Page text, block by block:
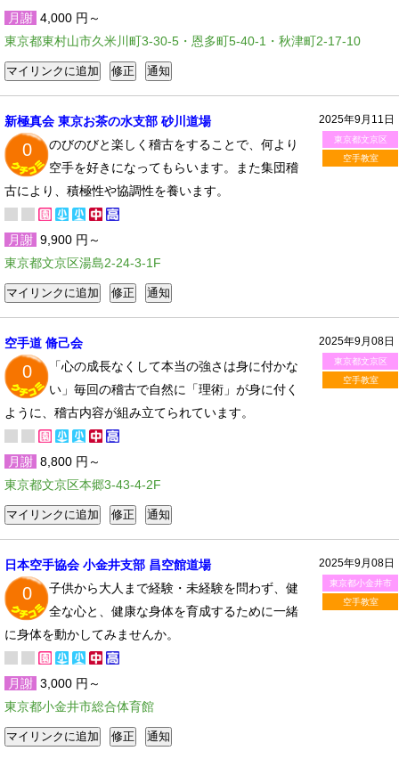
月謝 4,000 円～
東京都東村山市久米川町3-30-5・恩多町5-40-1・秋津町2-17-10
2025年9月11日
東京都文京区
空手教室
新極真会 東京お茶の水支部 砂川道場
0
のびのびと楽しく稽古をすることで、何より
空手を好きになってもらいます。また集団稽
古により、積極性や協調性を養います。
月謝 9,900 円～
東京都文京区湯島2-24-3-1F
2025年9月08日
東京都文京区
空手教室
空手道 脩己会
0
「心の成長なくして本当の強さは身に付かな
い」毎回の稽古で自然に「理術」が身に付く
ように、稽古内容が組み立てられています。
月謝 8,800 円～
東京都文京区本郷3-43-4-2F
2025年9月08日
東京都小金井市
空手教室
日本空手協会 小金井支部 昌空館道場
0
子供から大人まで経験・未経験を問わず、健
全な心と、健康な身体を育成するために一緒
に身体を動かしてみませんか。
月謝 3,000 円～
東京都小金井市総合体育館